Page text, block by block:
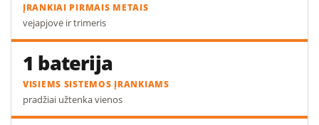
ĮRANKIAI PIRMAIS METAIS
vejapjovė ir trimeris
1 baterija
VISIEMS SISTEMOS ĮRANKIAMS
pradžiai užtenka vienos